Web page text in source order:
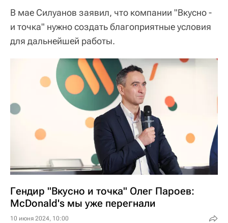
В мае Силуанов заявил, что компании "Вкусно -
и точка" нужно создать благоприятные условия
для дальнейшей работы.
Гендир "Вкусно и точка" Олег Пароев:
McDonald's мы уже перегнали
10 июня 2024, 10:00